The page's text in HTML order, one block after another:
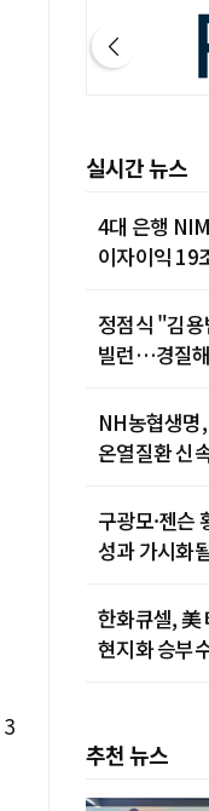
실시간 뉴스
4대 은행
이자이익 19
정점식 "김용
빌런…경질
NH농협생
온열질환 신
구광모·젠슨
성과 가시화
한화큐셀,
현지화 승부
추천 뉴스